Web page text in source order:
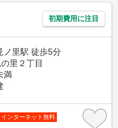
初期費用に注目
ノ里駅 徒歩5分
里２丁目
満
インターネット無料